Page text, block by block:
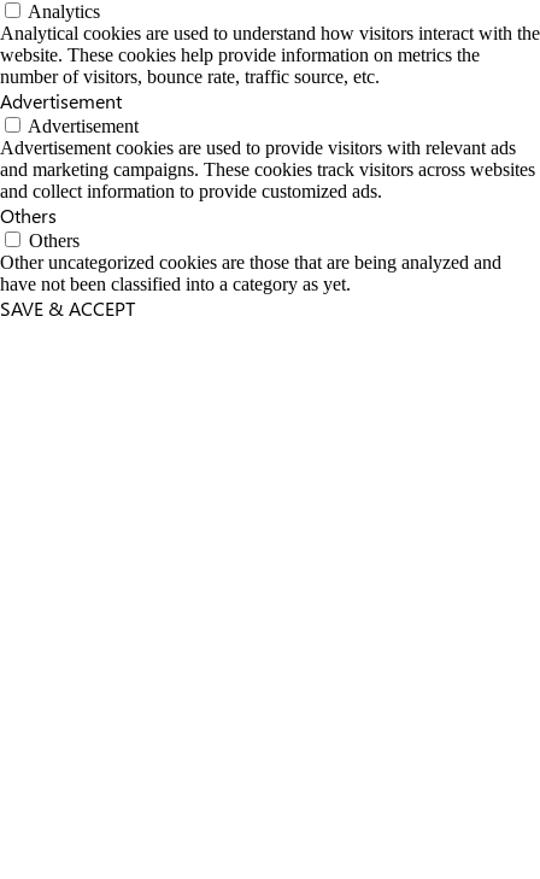
Analytics
Analytical cookies are used to understand how visitors interact with the
website. These cookies help provide information on metrics the
number of visitors, bounce rate, traffic source, etc.
Advertisement
Advertisement
Advertisement cookies are used to provide visitors with relevant ads
and marketing campaigns. These cookies track visitors across websites
and collect information to provide customized ads.
Others
Others
Other uncategorized cookies are those that are being analyzed and
have not been classified into a category as yet.
SAVE & ACCEPT